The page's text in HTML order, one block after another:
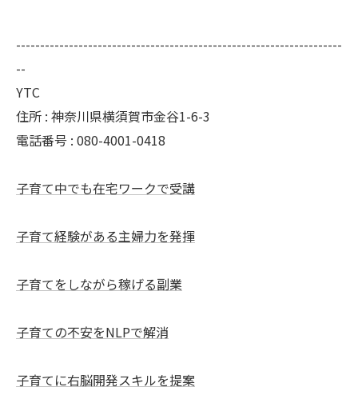
--------------------------------------------------------------------
--
YTC
住所 : 神奈川県横須賀市金谷1-6-3
電話番号 : 080-4001-0418
子育て中でも在宅ワークで受講
子育て経験がある主婦力を発揮
子育てをしながら稼げる副業
子育ての不安をNLPで解消
子育てに右脳開発スキルを提案